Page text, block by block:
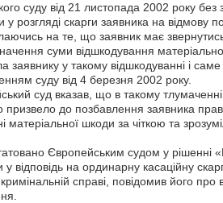
суду від 21 листопада 2002 року без
скарги заявника на відмову
на те, що заявник має звернутись
суми відшкодування
заявнику у такому відшкодуванні і
суду від 4 березня 2002 року.
суд вказав, що в такому
призвело до позбавлення заявника
матеріальної шкоди за чіткою та
Європейським судом у рішенні
відповідь на ординарну касаційну
справі, повідомив його про